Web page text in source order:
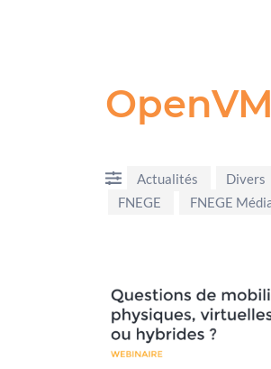
OpenVM
Actualités Divers
FNEGE
FNEGE